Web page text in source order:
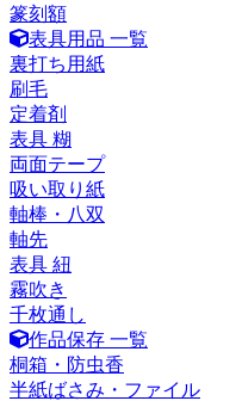
篆刻額
表具用品 一覧
裏打ち用紙
刷毛
定着剤
表具 糊
両面テープ
吸い取り紙
軸棒・八双
軸先
表具 紐
霧吹き
千枚通し
作品保存 一覧
桐箱・防虫香
半紙ばさみ・ファイル